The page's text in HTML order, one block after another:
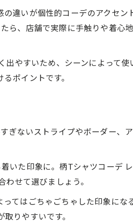
法
ク
れ方
違いが個性的コーデのアクセン
ら、店舗で実際に手触りや着心
やすいため、シーンによって
ポイントです。
ぎないストライプやボーダー、
いた印象に。柄Tシャツコーデ
せて選びましょう。
てはごちゃごちゃした印象にな
りやすいです。